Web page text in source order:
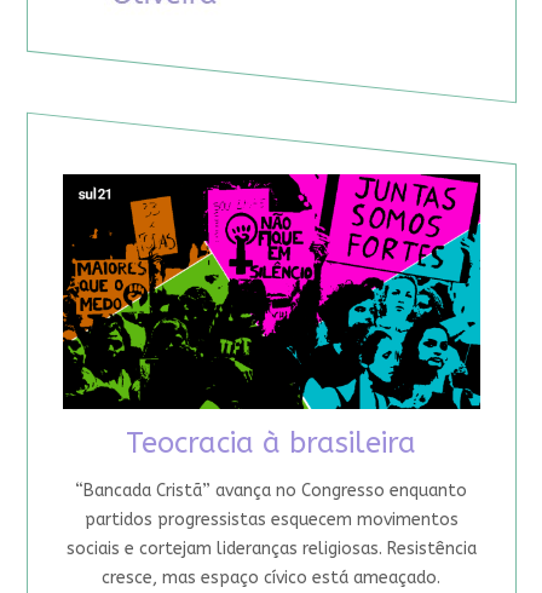
Teocracia à brasileira
“Bancada Cristã” avança no Congresso enquanto
partidos progressistas esquecem movimentos
sociais e cortejam lideranças religiosas. Resistência
cresce, mas espaço cívico está ameaçado.